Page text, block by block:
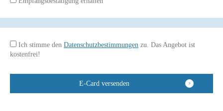
Ich stimme den Datenschutzbestimmungen zu. Das Angebot ist
kostenfrei!